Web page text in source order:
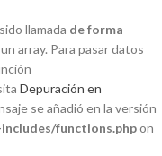
llamada de forma
array. Para pasar datos
Depuración en
se añadió en la versión
functions.phpon